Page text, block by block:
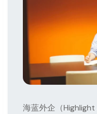
海蓝外企（